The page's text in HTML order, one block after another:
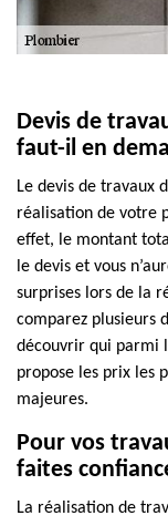
Devis de
faut-il en
Le devis de travaux
réalisation de votre
effet, le montant
le devis et vous
surprises lors de la
comparez plusieurs
découvrir qui parmi
propose les prix les
majeures.
Pour vos
faites
La réalisation de